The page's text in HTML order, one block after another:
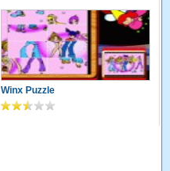
Winx Puzzle